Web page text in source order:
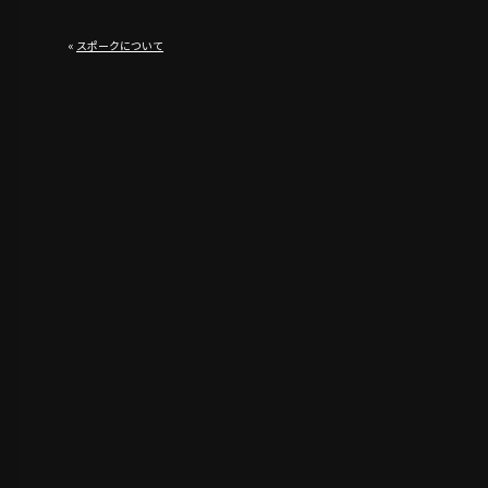
« スポークについて